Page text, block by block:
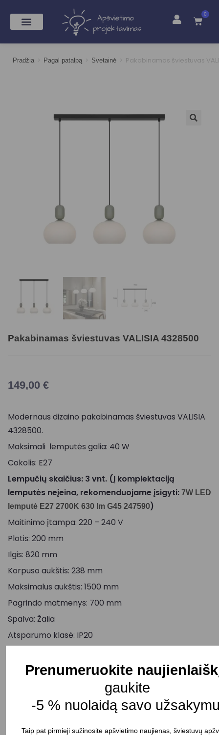
0
Pradžia > Pagal patalpą > Svetainė > Pakabinamas šviestuvas
Pakabinamas šviestuvas VALISIA 4328500
149,00 €
Modernaus dizaino pakabinamas šviestuvas VALISIA
4328500.
Maksimali lemputės galia: 40 W
Cokolis: E27
Lempučių skaičius: 3 vnt. (Į komplektaciją
lemputės neįeina, rekomenduojame įsigyti: 7W LED
lemputė E27 2700K 630 lm G45 247590)
Maitinimo įtampa: 220 – 240 V
Plotis: 200 mm
Ilgis: 820 mm
Korpuso aukštis: 238 mm
Maksimalus aukštis: 1500 mm
Pagrindo matmenys: 700 mm
Spalva: Žalia
Atsparumo klasė: IP20
Į KREPŠELĮ
Prenumeruokite
gaukite
-5 % nuolaidą savo
Taip pat pirmieji sužinosite apšvietimo naujienas, šviestuvų